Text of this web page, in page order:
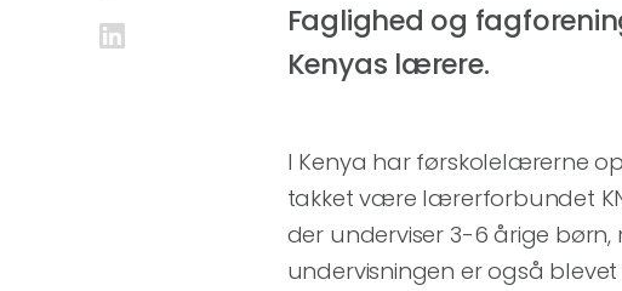
Faglighed og
Kenyas lærere.
I Kenya har førskolelærerne
takket være lærerforbundet
der underviser 3-6 årige børn,
undervisningen er også